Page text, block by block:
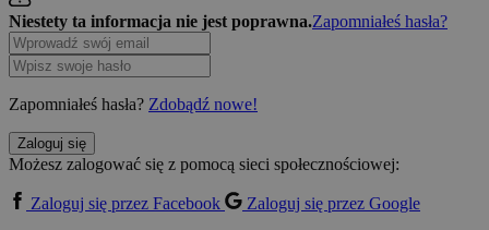
Niestety ta informacja nie jest poprawna.Zapomniałeś hasła?
Zapomniałeś hasła? Zdobądź nowe!
Zaloguj się
Możesz zalogować się z pomocą sieci społecznościowej:
Zaloguj się przez Facebook
Zaloguj się przez Google